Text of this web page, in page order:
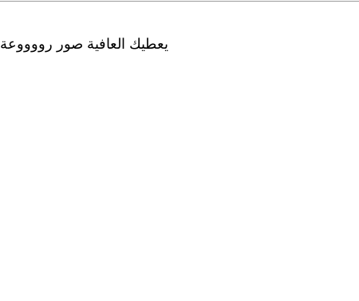
يعطيك العافية صور رووووعة